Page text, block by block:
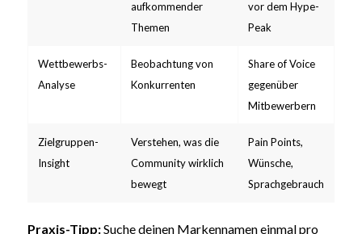
aufkommender
Themen
vor dem Hype-
Peak
Wettbewerbs-
Analyse
Beobachtung von
Konkurrenten
Share of Voice
gegenüber
Mitbewerbern
Zielgruppen-
Insight
Verstehen, was die
Community wirklich
bewegt
Pain Points,
Wünsche,
Sprachgebrauch
Praxis-Tipp:Suche deinen Markennamen einmal pro